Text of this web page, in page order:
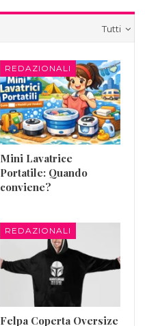
Tutti
REDAZIONALI
Mini Lavatrice
Portatile: Quando
conviene?
REDAZIONALI
Felpa Coperta Oversize